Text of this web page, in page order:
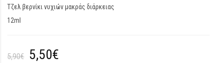
Τζελ βερνίκι νυχιών μακράς διάρκειας
12ml
5,90€ 5,50€